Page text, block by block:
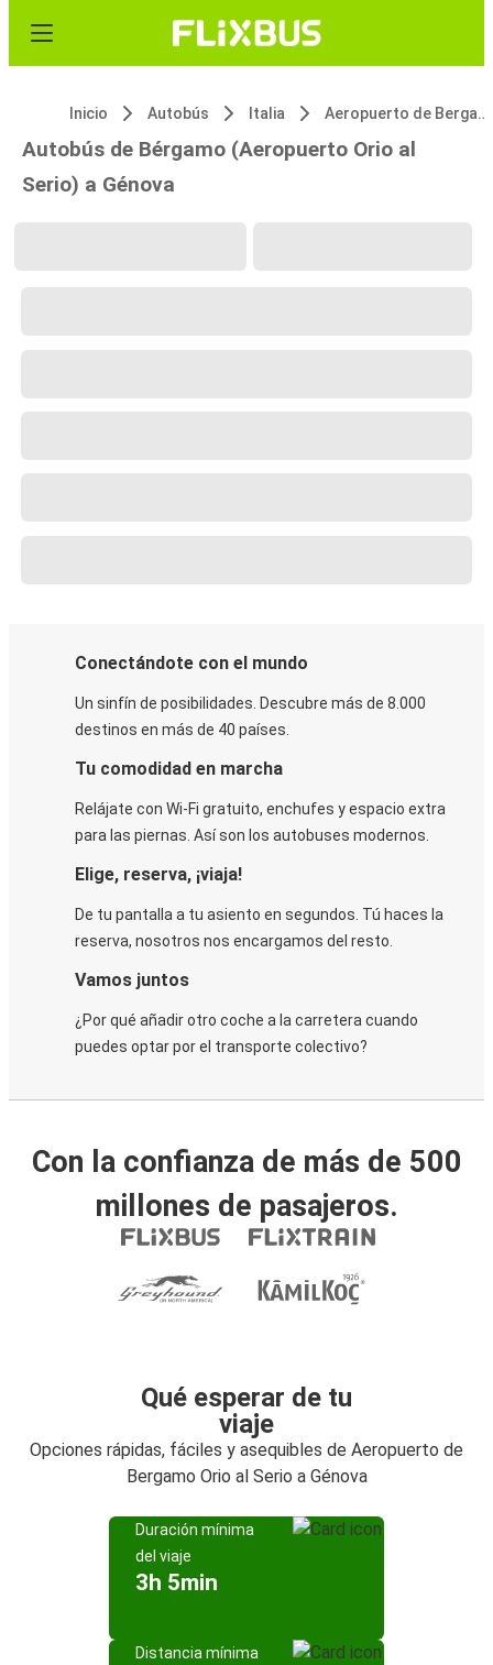
Inicio Autobús Italia Aeropuerto de Bergamo Orio al Serio
Autobús de Bérgamo (Aeropuerto Orio al
Serio) a Génova
Conectándote con el mundo
Un sinfín de posibilidades. Descubre más de 8.000
destinos en más de 40 países.
Tu comodidad en marcha
Relájate con Wi-Fi gratuito, enchufes y espacio extra
para las piernas. Así son los autobuses modernos.
Elige, reserva, ¡viaja!
De tu pantalla a tu asiento en segundos. Tú haces la
reserva, nosotros nos encargamos del resto.
Vamos juntos
¿Por qué añadir otro coche a la carretera cuando
puedes optar por el transporte colectivo?
Con la confianza de más de 500
millones de pasajeros.
Qué esperar de tu
viaje
Opciones rápidas, fáciles y asequibles de Aeropuerto de
Bergamo Orio al Serio a Génova
Duración mínima
del viaje
3h 5min
Distancia mínima